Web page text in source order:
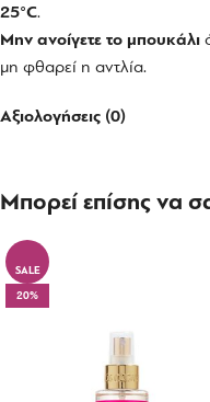
25°C.
Μην ανοίγετε το μπουκάλι
μη φθαρεί η αντλία.
Αξιολογήσεις (0)
Μπορεί επίσης να
SALE
20%